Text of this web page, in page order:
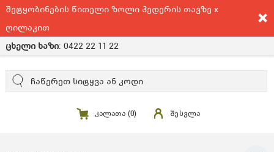
შეტყობინების წითელი ზოლი ჰედერის თავზე x
ღილაკით
ცხელი ხაზი: 0422 22 11 22
კალათა (0) შესვლა